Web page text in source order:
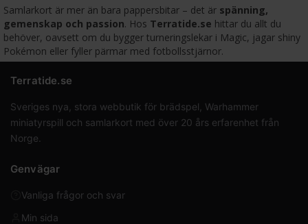
Samlarkort är mer än bara pappersbitar – det är spänning,
gemenskap och passion. Hos Terratide.se hittar du allt du
behöver, oavsett om du bygger turneringslekar i Magic, jagar shiny
Pokémon eller fyller pärmar med fotbollsstjärnor.
Terratide.se
Sveriges nya, stora webbutik för brädspel, Warhammer
miniatyrspill och samlarkort med över 20 års erfarenhet från
Norge.
Genvägar
Vanliga frågor och svar
Min sida